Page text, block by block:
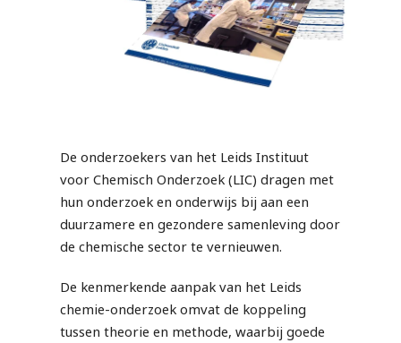
De onderzoekers van het Leids Instituut
voor Chemisch Onderzoek (LIC) dragen met
hun onderzoek en onderwijs bij aan een
duurzamere en gezondere samenleving door
de chemische sector te vernieuwen.
De kenmerkende aanpak van het Leids
chemie-onderzoek omvat de koppeling
tussen theorie en methode, waarbij goede